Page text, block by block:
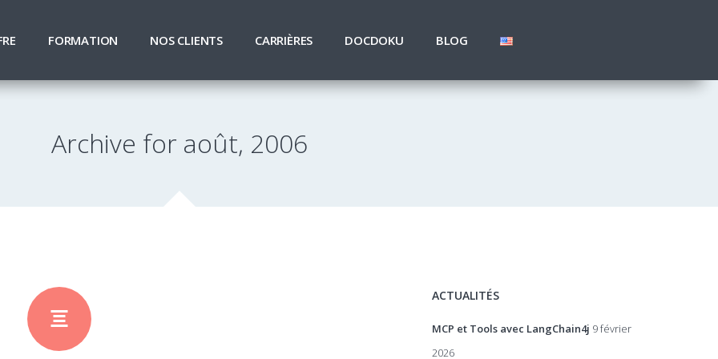
FORMATION NOS CLIENTS CARRIÈRES DOCDOKU BLOG
Archive for août, 2006
ACTUALITÉS
MCP et Tools avec LangChain4j 9 février
2026